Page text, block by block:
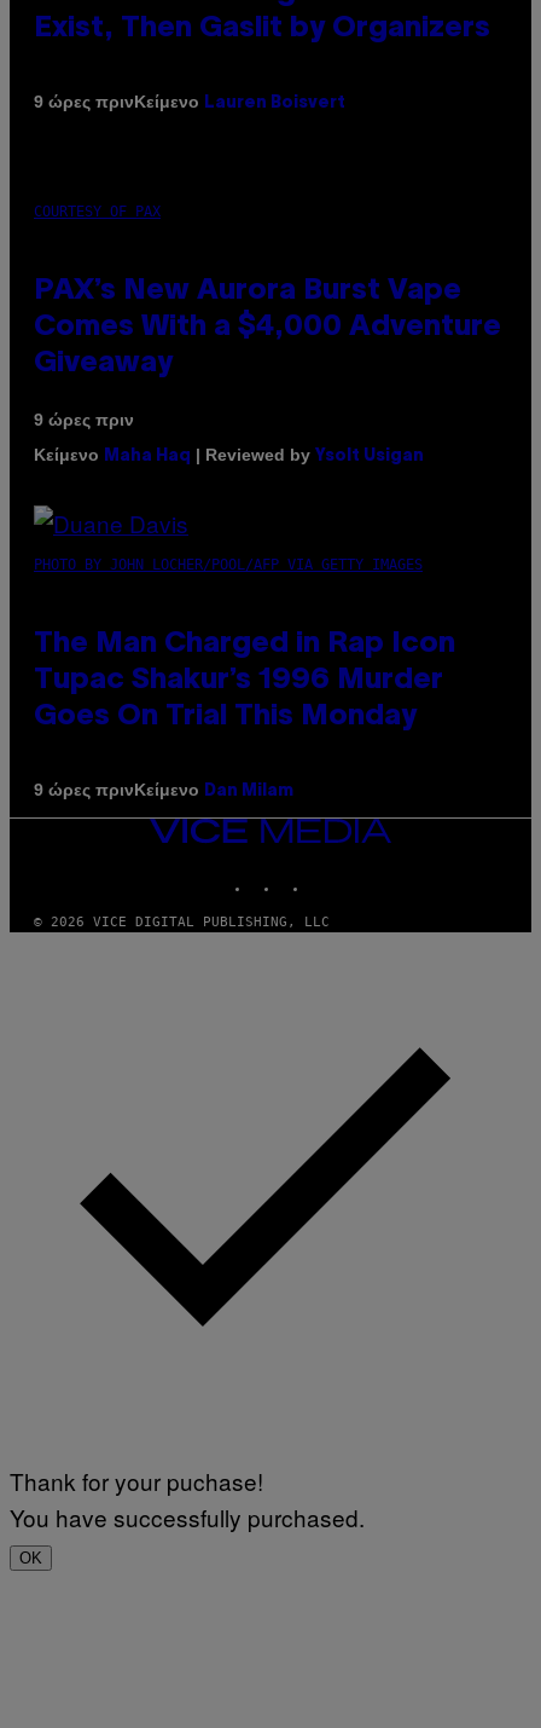
Exist, Then Gaslit by Organizers
9 ώρες πρινΚείμενο Lauren Boisvert
COURTESY OF PAX
PAX’s New Aurora Burst Vape
Comes With a $4,000 Adventure
Giveaway
9 ώρες πριν
Κείμενο
Maha Haq | Reviewed by Ysolt Usigan
PHOTO BY JOHN LOCHER/POOL/AFP VIA GETTY IMAGES
The Man Charged in Rap Icon
Tupac Shakur’s 1996 Murder
Goes On Trial This Monday
9 ώρες πρινΚείμενο Dan Milam
VICE
MEDIA
© 2026 VICE DIGITAL PUBLISHING, LLC
Thank for your puchase!
You have successfully purchased.
OK